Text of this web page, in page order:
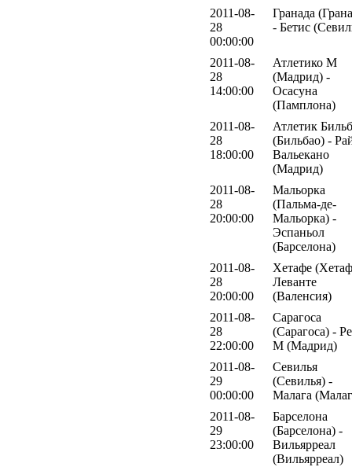
2011-08-
28
00:00:00
Гранада
- Бетис
2011-08-
28
14:00:00
Атлетико М
(Мадрид) -
Осасуна
(Памплона)
2011-08-
28
18:00:00
Атлетик
(Бильбао) -
Вальекано
(Мадрид)
2011-08-
28
20:00:00
Мальорка
(Пальма-де-
Мальорка) -
Эспаньол
(Барселона)
2011-08-
28
20:00:00
Хетафе
Леванте
(Валенсия)
2011-08-
28
22:00:00
Сарагоса
(Сарагоса) -
М (Мадрид)
2011-08-
29
00:00:00
Севилья
(Севилья) -
Малага
2011-08-
29
23:00:00
Барселона
(Барселона) -
Вильярреал
(Вильярреал)